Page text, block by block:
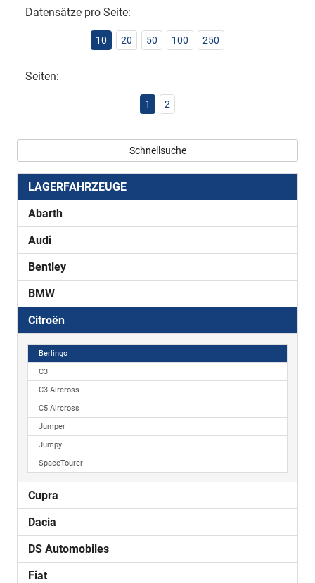
Datensätze pro Seite:
10 20 50 100 250
Seiten:
1 2
Schnellsuche
LAGERFAHRZEUGE
Abarth
Audi
Bentley
BMW
Citroën
Berlingo
C3
C3 Aircross
C5 Aircross
Jumper
Jumpy
SpaceTourer
Cupra
Dacia
DS Automobiles
Fiat